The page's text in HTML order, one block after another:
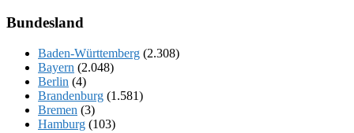
Bundesland
Baden-Württemberg (2.308)
Bayern (2.048)
Berlin (4)
Brandenburg (1.581)
Bremen (3)
Hamburg (103)